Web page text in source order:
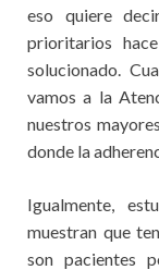
eso quiere
prioritarios
solucionado.
vamos a la
nuestros
donde la
Igualmente,
muestran que
son pacientes